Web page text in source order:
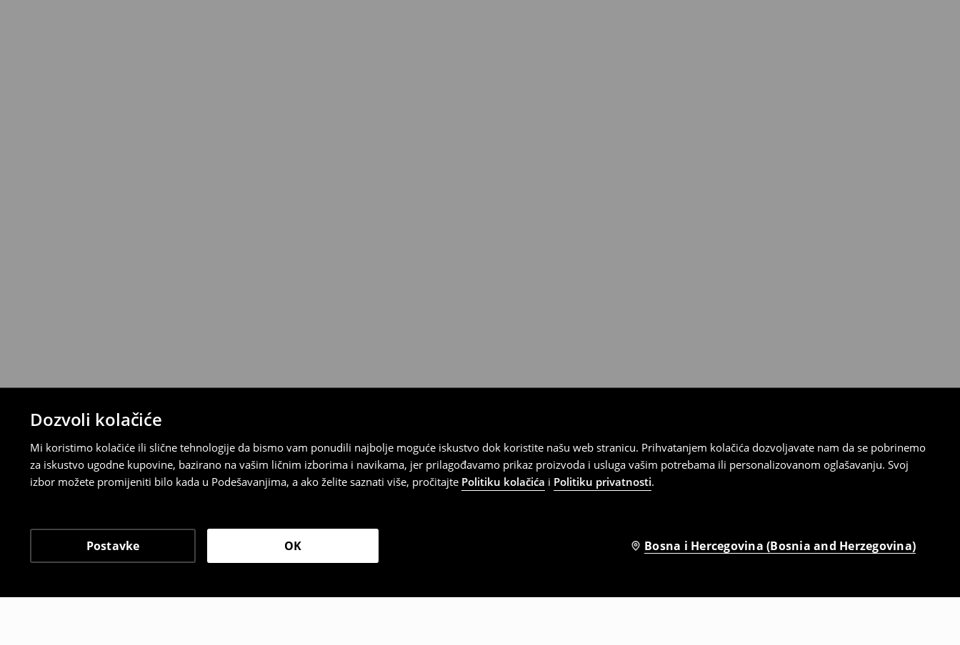
Dozvoli kolačiće
Mi koristimo kolačiće ili slične tehnologije da bismo vam ponudili najbolje moguće iskustvo dok koristite našu web stranicu. Prihvatanjem kolačića dozvoljavate nam da se pobrinemo
za iskustvo ugodne kupovine, bazirano na vašim ličnim izborima i navikama, jer prilagođavamo prikaz proizvoda i usluga vašim potrebama ili personalizovanom oglašavanju. Svoj
izbor možete promijeniti bilo kada u Podešavanjima, a ako želite saznati više, pročitajte Politiku kolačića i Politiku privatnosti.
Postavke OK Bosna i Hercegovina (Bosnia and Herzegovina)